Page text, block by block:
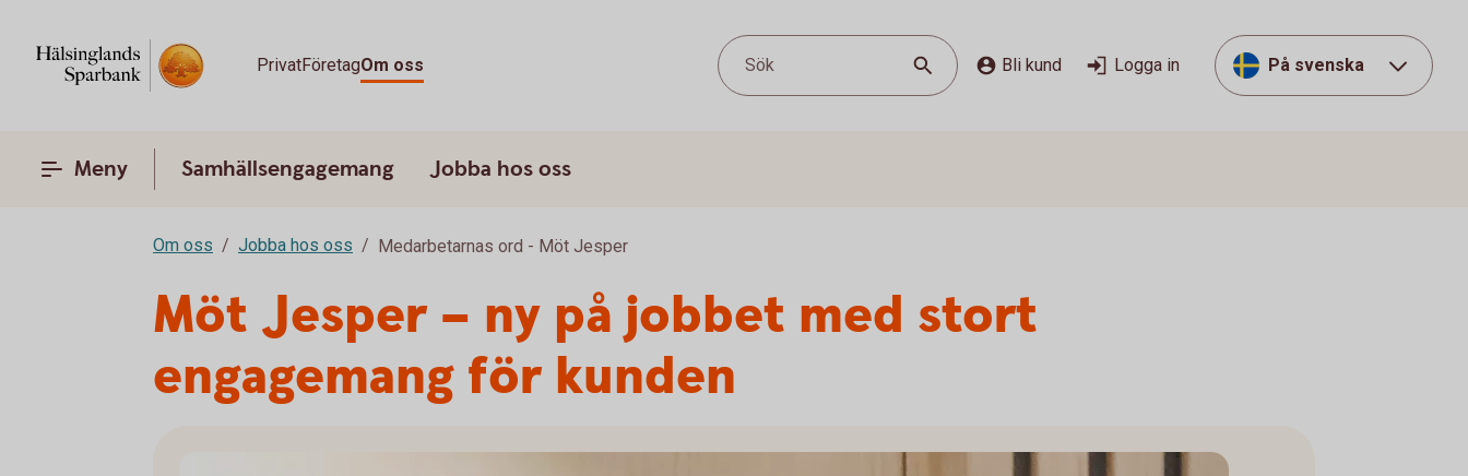
PrivatFöretagOm oss Sök Bli kund Logga in På svenska
Meny Samhällsengagemang Jobba hos oss
Om oss Jobba hos oss Medarbetarnas ord - Möt Jesper
Möt Jesper – ny på jobbet med stort
engagemang för kunden